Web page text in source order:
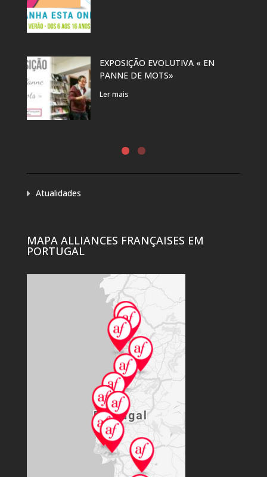
EXPOSIÇÃO EVOLUTIVA « EN
PANNE DE MOTS»
Ler mais
Atualidades
MAPA ALLIANCES FRANÇAISES EM
PORTUGAL